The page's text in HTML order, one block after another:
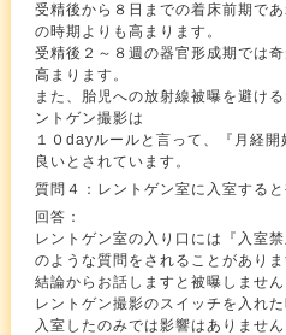
受精後から８日までの着床前期で
の時期よりも高まります。
受精後２～８週の器官形成期では
高まります。
また、胎児への放射線被曝を避け
ントゲン撮影は
１０dayルールと言って、『月経
良いとされています。
質問４：レントゲン室に入室する
回答：
レントゲン室の入り口には『入室
のような質問をされることがありま
結論からお話しますと被曝しません
レントゲン撮影のスイッチを入れ
入室したのみでは影響はありません